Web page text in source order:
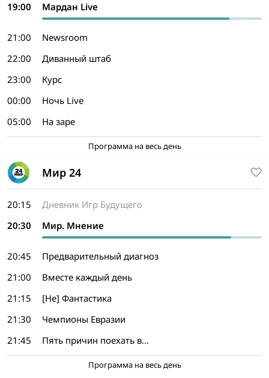
19:00
Мардан Live
21:00
Newsroom
22:00
Диванный штаб
23:00
Курс
00:00
Ночь Live
05:00
На заре
Программа на весь день
Мир 24
20:15
Дневник Игр Будущего
20:30
Мир. Мнение
20:45
Предварительный диагноз
21:00
Вместе каждый день
21:15
[Не] Фантастика
21:30
Чемпионы Евразии
21:45
Пять причин поехать в...
Программа на весь день